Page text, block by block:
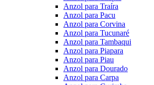
Anzol para Traíra
Anzol para Pacu
Anzol para Corvina
Anzol para Tucunaré
Anzol para Tambaqui
Anzol para Piapara
Anzol para Piau
Anzol para Dourado
Anzol para Carpa